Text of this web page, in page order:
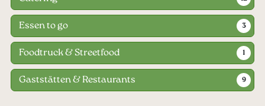
Essen to go 3
Foodtruck & Streetfood 1
Gaststätten & Restaurants 9